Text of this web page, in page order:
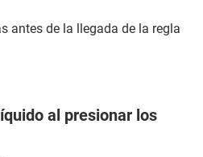
antes de la llegada de la regla
al presionar los